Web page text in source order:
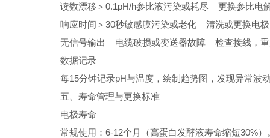
读数漂移＞0.1pH/h参比液污染或耗尽 更换参比电
响应时间＞30秒敏感膜污染或老化 清洗或更换电极
无信号输出
电缆破损或变送器故障 检查接线，重
数据记录
每15分钟记录pH与温度，绘制趋势图，发现异常波
五、寿命管理与更换标准
电极寿命
常规使用：6-12个月（高蛋白发酵液寿命缩短30%）